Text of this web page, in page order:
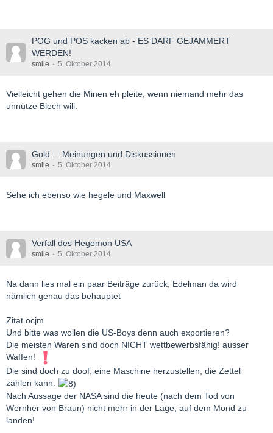
POG und POS kacken ab - ES DARF GEJAMMERT
WERDEN!
smile 5. Oktober 2014
Vielleicht gehen die Minen eh pleite, wenn niemand mehr das
unnütze Blech will.
Gold ... Meinungen und Diskussionen
smile 5. Oktober 2014
Sehe ich ebenso wie hegele und Maxwell
Verfall des Hegemon USA
smile 5. Oktober 2014
Na dann lies mal ein paar Beiträge zurück, Edelman da wird
nämlich genau das behauptet
Zitat ocjm
Und bitte was wollen die US-Boys denn auch exportieren?
Die meisten Waren sind doch NICHT wettbewerbsfähig! ausser
Waffen!
Die sind doch zu doof, eine Maschine herzustellen, die Zettel
zählen kann.
Nach Aussage der NASA sind die heute (nach dem Tod von
Wernher von Braun) nicht mehr in der Lage, auf dem Mond zu
landen!